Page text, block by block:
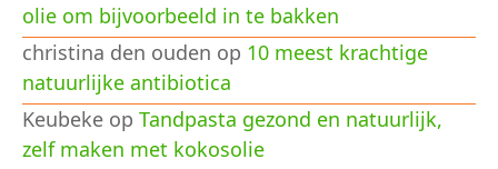
olie om bijvoorbeeld in te bakken
christina den ouden op 10 meest krachtige
natuurlijke antibiotica
Keubeke op Tandpasta gezond en natuurlijk,
zelf maken met kokosolie